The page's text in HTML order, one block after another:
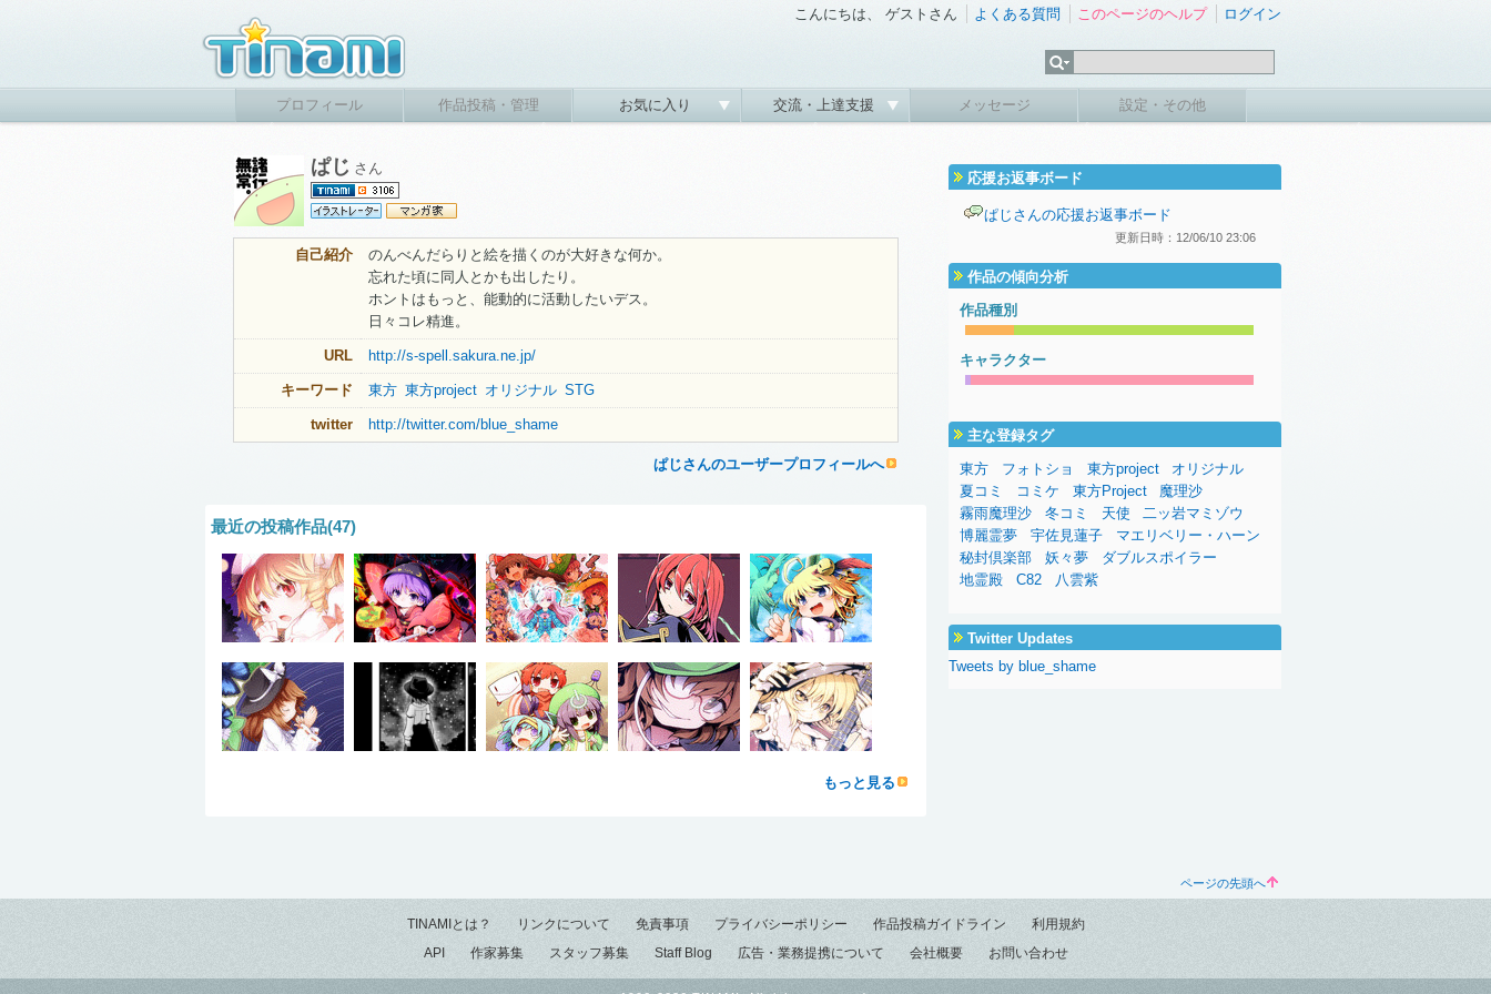
こんにちは、 ゲストさん よくある質問 このページのヘルプ ログイン
プロフィール 作品投稿・管理 お気に入り 交流・上達支援 メッセージ 設定・その他
ぱじ さん
自己紹介
のんべんだらりと絵を描くのが大好きな何か。
忘れた頃に同人とかも出したり。
ホントはもっと、能動的に活動したいデス。
日々コレ精進。
URL http://s-spell.sakura.ne.jp/
キーワード 東方 東方project オリジナル STG
twitter http://twitter.com/blue_shame
ぱじさんのユーザープロフィールへ
最近の投稿作品(47)
もっと見る
応援お返事ボード
ぱじさんの応援お返事ボード
更新日時：12/06/10 23:06
作品の傾向分析
作品種別
キャラクター
主な登録タグ
東方
フォトショ 東方project
オリジナル
夏コミ
コミケ 東方Project
魔理沙
霧雨魔理沙
冬コミ 天使
二ッ岩マミゾウ
博麗霊夢
宇佐見蓮子
マエリベリー・ハーン
秘封倶楽部
妖々夢
ダブルスポイラー
地霊殿
C82 八雲紫
Twitter Updates
Tweets by blue_shame
ページの先頭へ
TINAMIとは？ リンクについて 免責事項 プライバシーポリシー 作品投稿ガイドライン
利用規約
API
作家募集 スタッフ募集 Staff Blog 広告・業務提携について 会社概要 お問い合わせ